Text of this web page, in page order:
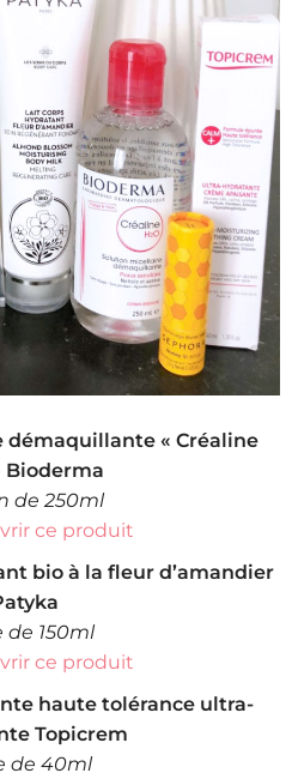
démaquillante « Créaline
Bioderma
de 250ml
ce produit
bio à la fleur d’amandier
de 150ml
ce produit
haute tolérance ultra-
Topicrem
de 40ml